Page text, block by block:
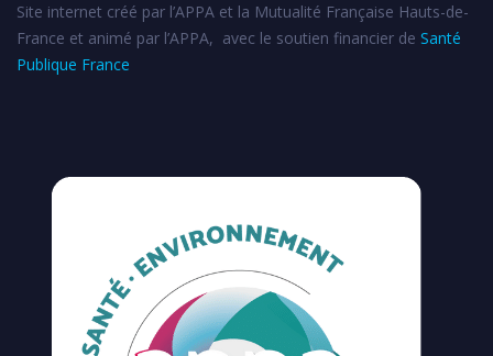
Site internet créé par l’APPA et la Mutualité Française Hauts-de-
France et animé par l’APPA, avec le soutien financier de Santé
Publique France